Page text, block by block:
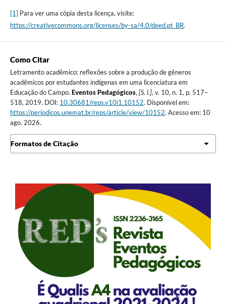
[1] Para ver uma cópia desta licença, visite:
https://creativecommons.org/licenses/by-sa/4.0/deed.pt_BR.
Como Citar
Letramento acadêmico: reflexões sobre a produção de gêneros
acadêmicos por estudantes indígenas em uma licenciatura em
Educação do Campo. Eventos Pedagógicos,[S. l.], v. 10, n. 1, p. 517–
518, 2019. DOI: 10.30681/reps.v10i1.10152. Disponível em:
https://periodicos.unemat.br/reps/article/view/10152. Acesso em: 10
ago. 2026.
Formatos de Citação